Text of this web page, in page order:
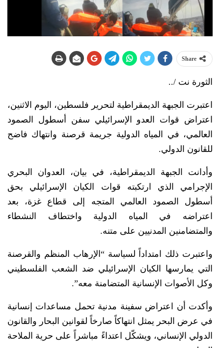
Share
الثورة نت /..
اعتبرت الجبهة الديمقراطية لتحرير فلسطين، اليوم الاثنين،
اعتراض قوات العدو الإسرائيلي سفن أسطول الصمود
العالمي، في المياه الدولية جريمة قرصنة وانتهاك فاضح
للقانون الدولي.
وأدانت الجبهة الديمقراطية، في بيان، العدوان البحري
الإجرامي الذي ارتكبته قوات الكيان الإسرائيلي بحق
أسطول الصمود العالمي المتجه إلى قطاع غزة، بعد
اعتراضه في المياه الدولية واختطاف النشطاء
والمتضامنين المدنيين على متنه.
واعتبرت ذلك امتداداً لسياسة “الإرهاب المنظم والقرصنة
التي يمارسها الكيان الإسرائيلي ضد الشعب الفلسطيني
وكل الأصوات الإنسانية المتضامنة معه”.
وأكدت أن اعتراض سفينة مدنية تحمل مساعدات إنسانية
في عرض البحر يمثل انتهاكاً صارخاً لقوانين البحار والقانون
الدولي الإنساني، ويشكّل اعتداءً مباشراً على حرية الملاحة